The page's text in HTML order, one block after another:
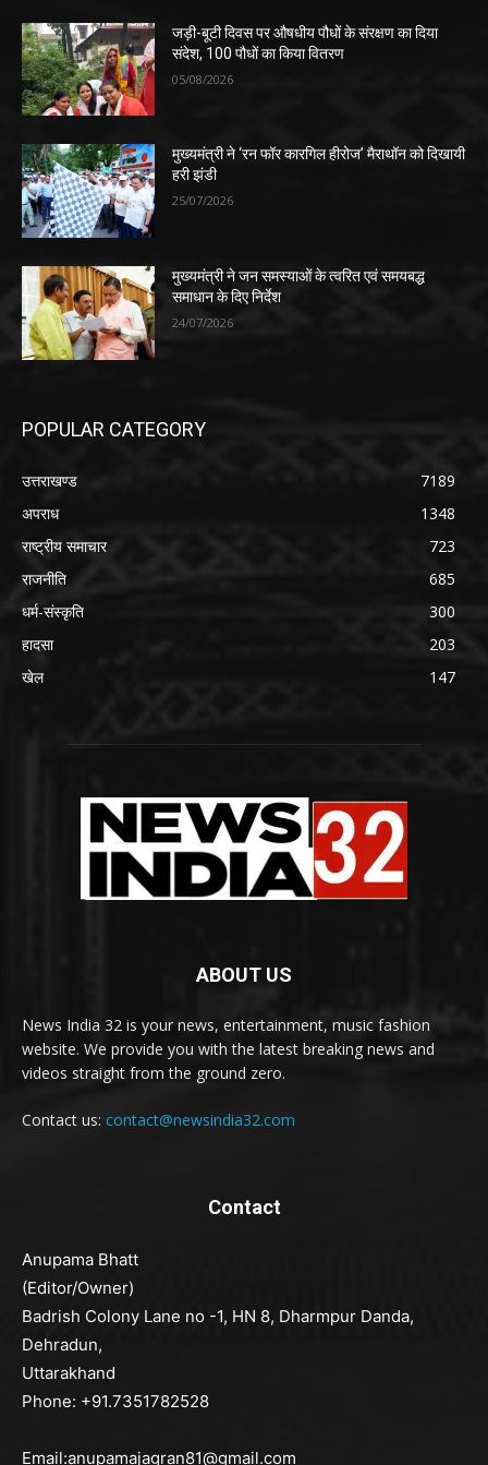
जड़ी-बूटी दिवस पर औषधीय पौधों के संरक्षण का दिया
संदेश, 100 पौधों का किया वितरण
05/08/2026
मुख्यमंत्री ने ‘रन फॉर कारगिल हीरोज’ मैराथॉन को दिखायी
हरी झंडी
25/07/2026
मुख्यमंत्री ने जन समस्याओं के त्वरित एवं समयबद्ध
समाधान के दिए निर्देश
24/07/2026
POPULAR CATEGORY
उत्तराखण्ड
7189
अपराध
1348
राष्ट्रीय समाचार
723
राजनीति
685
धर्म-संस्कृति
300
हादसा
203
खेल
147
ABOUT US
News India 32 is your news, entertainment, music fashion
website. We provide you with the latest breaking news and
videos straight from the ground zero.
Contact us: contact@newsindia32.com
Contact
Anupama Bhatt
(Editor/Owner)
Badrish Colony Lane no -1, HN 8, Dharmpur Danda,
Dehradun,
Uttarakhand
Phone: +91.7351782528
Email:anupamajagran81@gmail.com